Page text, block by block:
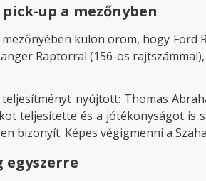
up a mezőnyben
külön öröm, hogy
Raptorral (156-os rajtszámmal),
nyújtott: Thomas
teljesítette és a jótékonyságot
bizonyít. Képes végigmenni a
egyszerre